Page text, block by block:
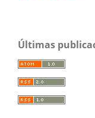
Últimas